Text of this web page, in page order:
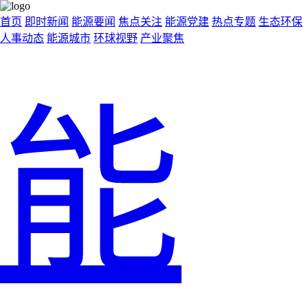
首页 即时新闻 能源要闻 焦点关注 能源党建 热点专题 生态环保
人事动态 能源城市 环球视野 产业聚焦
能